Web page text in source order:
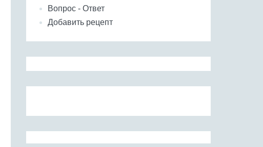
Вопрос - Ответ
Добавить рецепт